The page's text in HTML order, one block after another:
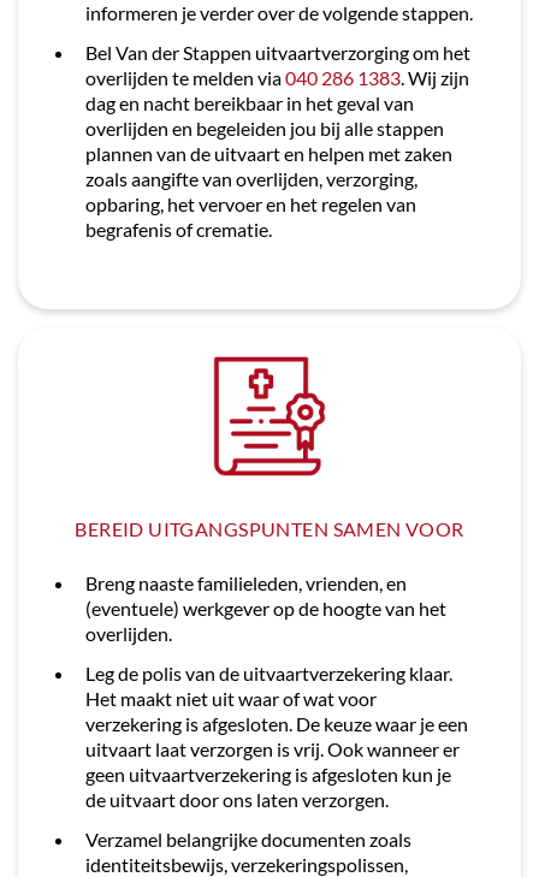
informeren je verder over de volgende stappen.
Bel Van der Stappen uitvaartverzorging om het
overlijden te melden via040 286 1383. Wij zijn
dag en nacht bereikbaar in het geval van
overlijden en begeleiden jou bij alle stappen
plannen van de uitvaart en helpen met zaken
zoals aangifte van overlijden, verzorging,
opbaring, het vervoer en het regelen van
begrafenis of crematie.
BEREID UITGANGSPUNTEN SAMEN VOOR
Breng naaste familieleden, vrienden, en
(eventuele) werkgever op de hoogte van het
overlijden.
Leg de polis van de uitvaartverzekering klaar.
Het maakt niet uit waar of wat voor
verzekering is afgesloten. De keuze waar je een
uitvaart laat verzorgen is vrij. Ook wanneer er
geen uitvaartverzekering is afgesloten kun je
de uitvaart door ons laten verzorgen.
Verzamel belangrijke documenten zoals
identiteitsbewijs, verzekeringspolissen,